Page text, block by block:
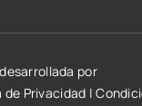
por
de Privacidad |